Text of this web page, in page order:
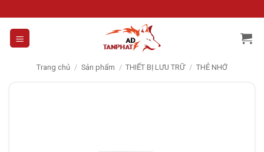
to
content
Trang chủ / Sản phẩm / THIẾT BỊ LƯU TRỮ / THẺ NHỚ